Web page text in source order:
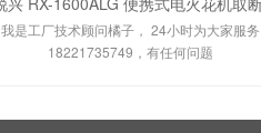
我是工厂技术顾问橘子， 24小时为大家服务
18221735749，有任何问题